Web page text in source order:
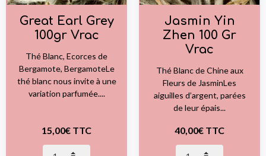
Great Earl Grey
100gr Vrac
Thé Blanc, Ecorces de
Bergamote, BergamoteLe
thé blanc nous invite à une
variation parfumée....
15,00€ TTC
Jasmin Yin
Zhen 100 Gr
Vrac
Thé Blanc de Chine aux
Fleurs de JasminLes
aiguilles d’argent, parées
de leur épais...
40,00€ TTC